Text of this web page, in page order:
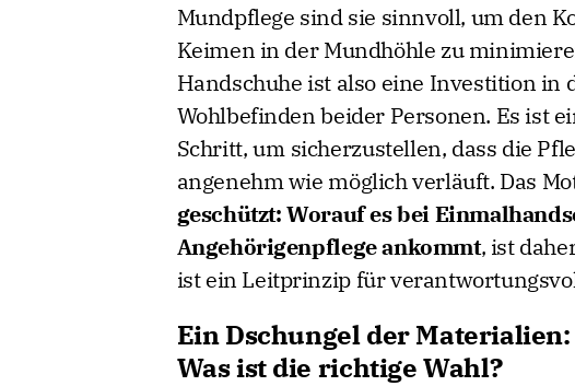
Mundpflege sind sie sinnvoll, um den
Keimen in der Mundhöhle zu
Handschuhe ist also eine Investition in
Wohlbefinden beider Personen. Es ist
Schritt, um sicherzustellen, dass die
angenehm wie möglich verläuft. Das
geschützt: Worauf es bei
Angehörigenpflege ankommt, ist
ist ein Leitprinzip für
Ein Dschungel der
Was ist die richtige Wahl?